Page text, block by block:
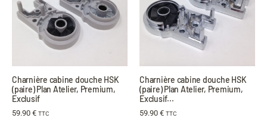
Charnière cabine douche HSK
(paire) Plan Atelier, Premium,
Exclusif
59.90 € TTC
Charnière cabine douche HSK
(paire) Plan Atelier, Premium,
Exclusif...
59.90 € TTC